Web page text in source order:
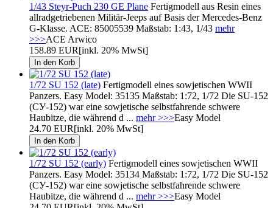
1/43 Steyr-Puch 230 GE Plane Fertigmodell aus Resin eines
allradgetriebenen Militär-Jeeps auf Basis der Mercedes-Benz
G-Klasse. ACE: 85005539 Maßstab: 1:43, 1/43 mehr
>>>ACE Arwico
158.89 EUR[inkl. 20% MwSt]
1/72 SU 152 (late) Fertigmodell eines sowjetischen WWII
Panzers. Easy Model: 35135 Maßstab: 1:72, 1/72 Die SU-152
(СУ-152) war eine sowjetische selbstfahrende schwere
Haubitze, die während d ... mehr >>>Easy Model
24.70 EUR[inkl. 20% MwSt]
1/72 SU 152 (early) Fertigmodell eines sowjetischen WWII
Panzers. Easy Model: 35134 Maßstab: 1:72, 1/72 Die SU-152
(СУ-152) war eine sowjetische selbstfahrende schwere
Haubitze, die während d ... mehr >>>Easy Model